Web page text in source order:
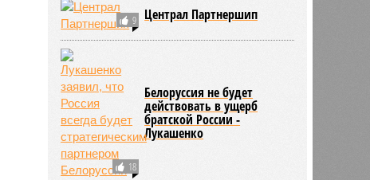
9 Централ Партнершип
18
Белоруссия не будет
действовать в ущерб
братской России -
Лукашенко